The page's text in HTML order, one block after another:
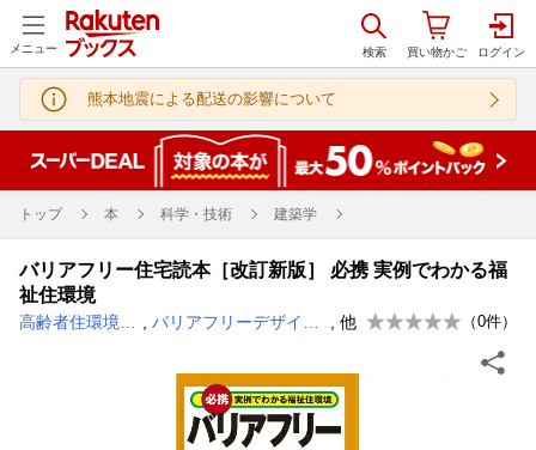
メニュー
熊本地震による配送の影響について
トップ 本 科学・技術 建築学
バリアフリー住宅読本［改訂新版］ 必携 実例でわかる福
祉住環境
, , 他 （0件）